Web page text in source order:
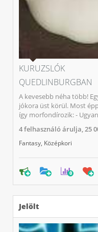
KURUZSLÓK
QUEDLINBURGBAN
A kevesebb néha több!
jókora üst körül. Most
így morfondírozik: -
4felhasználó árulja,25
Fantasy Középkori
0
Jelölt